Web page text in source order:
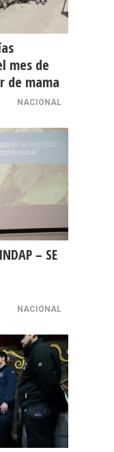
mes de
de mama
NACIONAL
– SE
NACIONAL